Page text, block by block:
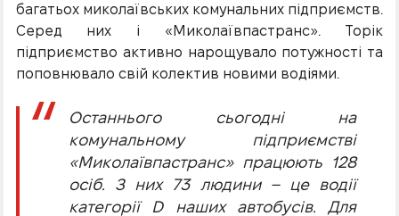
багатьох миколаївських комунальних підприємств.
Серед них і «Миколаївпастранс». Торік
підприємство активно нарощувало потужності та
поповнювало свій колектив новими водіями.
Останнього сьогодні на
комунальному підприємстві
«Миколаївпастранс» працюють 128
осіб. З них 73 людини – це водії
категорії D наших автобусів. Для